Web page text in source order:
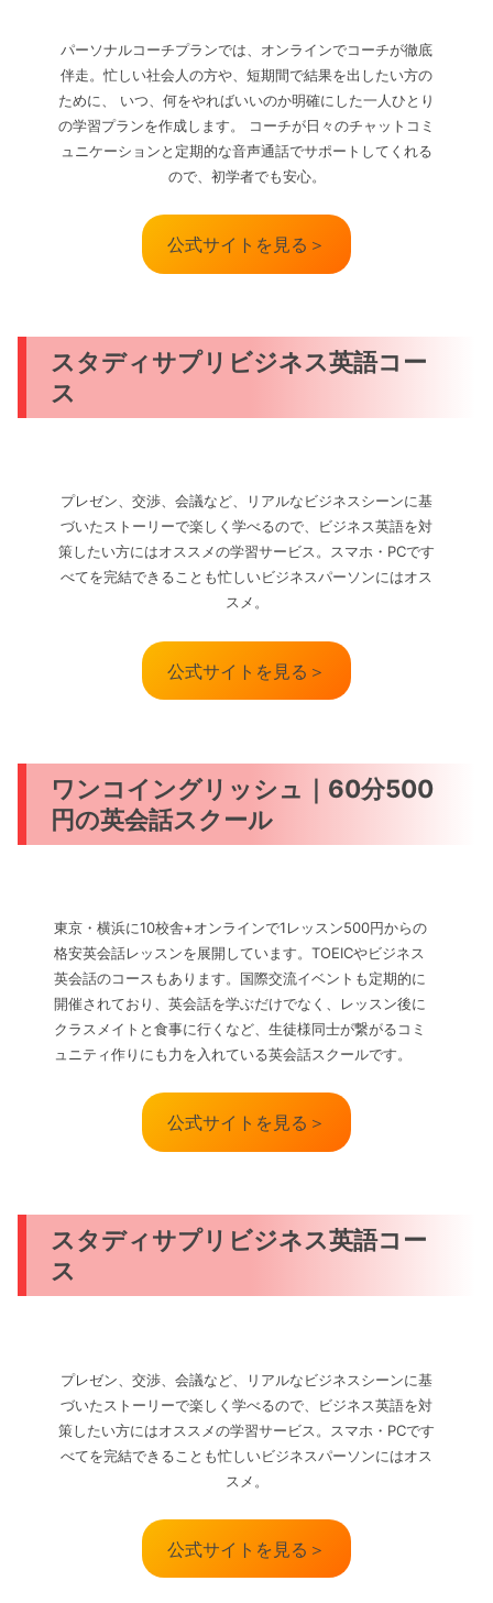
パーソナルコーチプランでは、オンラインでコーチが徹底
伴走。忙しい社会人の方や、短期間で結果を出したい方の
ために、 いつ、何をやればいいのか明確にした一人ひとり
の学習プランを作成します。 コーチが日々のチャットコミ
ュニケーションと定期的な音声通話でサポートしてくれる
ので、初学者でも安心。
公式サイトを見る＞
スタディサプリビジネス英語コー
ス
プレゼン、交渉、会議など、リアルなビジネスシーンに基
づいたストーリーで楽しく学べるので、ビジネス英語を対
策したい方にはオススメの学習サービス。スマホ・PCです
べてを完結できることも忙しいビジネスパーソンにはオス
スメ。
公式サイトを見る＞
ワンコイングリッシュ｜60分500
円の英会話スクール
東京・横浜に10校舎+オンラインで1レッスン500円からの
格安英会話レッスンを展開しています。TOEICやビジネス
英会話のコースもあります。国際交流イベントも定期的に
開催されており、英会話を学ぶだけでなく、レッスン後に
クラスメイトと食事に行くなど、生徒様同士が繋がるコミ
ュニティ作りにも力を入れている英会話スクールです。
公式サイトを見る＞
スタディサプリビジネス英語コー
ス
プレゼン、交渉、会議など、リアルなビジネスシーンに基
づいたストーリーで楽しく学べるので、ビジネス英語を対
策したい方にはオススメの学習サービス。スマホ・PCです
べてを完結できることも忙しいビジネスパーソンにはオス
スメ。
公式サイトを見る＞